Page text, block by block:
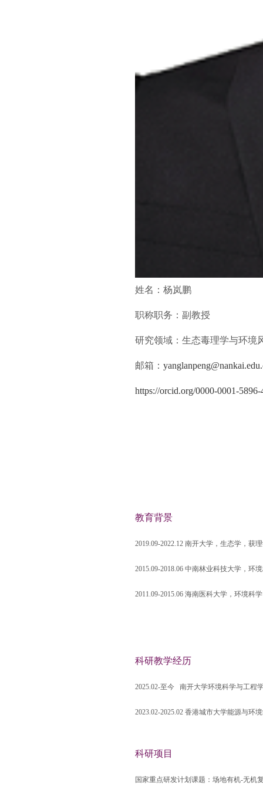
姓名：杨岚鹏
职称职务：副教授
研究领域：生态毒理学与环境
邮箱：
https://orcid.org/0000-0001-5896-
教育背景
2019.09-2022.12 南开大学，生态学，获
2015.09-2018.06 中南林业科技大学，环
2011.09-2015.06 海南医科大学，环境科
科研教学经历
2025.02-至今 南开大学环境科学与工程
2023.02-2025.02 香港城市大学能源与环
科研项目
国家重点研发计划课题：场地有机-无机